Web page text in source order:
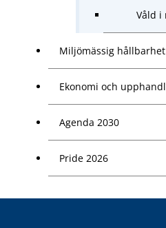
Våld i
Miljömässig hållbarhet
Ekonomi och
Agenda 2030
Pride 2026